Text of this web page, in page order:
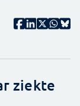
ziekte